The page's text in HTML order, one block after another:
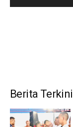
Berita Terkini